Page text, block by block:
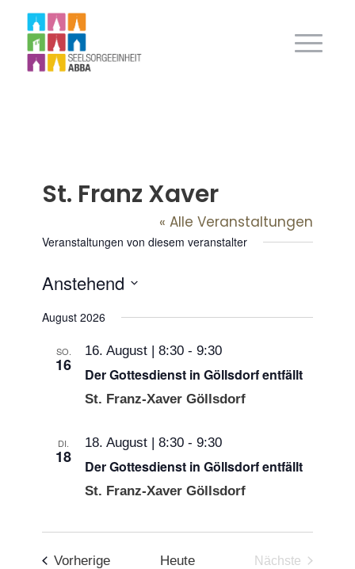
St. Franz Xaver
« Alle Veranstaltungen
Veranstaltungen von diesem veranstalter
Anstehend
wählen.
August 2026
SO.
16
16. August | 8:30 -9:30
Der Gottesdienst in Göllsdorf entfällt
St. Franz-Xaver Göllsdorf
DI.
18
18. August | 8:30 -9:30
Der Gottesdienst in Göllsdorf entfällt
St. Franz-Xaver Göllsdorf
VorherigeVeranstaltungen
Heute
Nächste